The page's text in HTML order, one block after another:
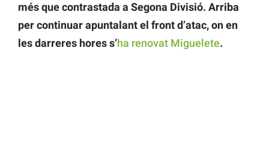
més que contrastada a Segona Divisió. Arriba
per continuar apuntalant el front d’atac, on en
les darreres hores s’ha renovat Miguelete.